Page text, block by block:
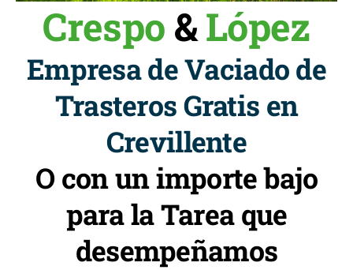
Crespo &López
Empresa de Vaciado de
Trasteros Gratis en
Crevillente
O con un importe bajo
para la Tarea que
desempeñamos